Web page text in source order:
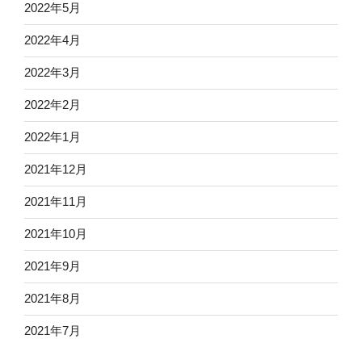
2022年5月
2022年4月
2022年3月
2022年2月
2022年1月
2021年12月
2021年11月
2021年10月
2021年9月
2021年8月
2021年7月